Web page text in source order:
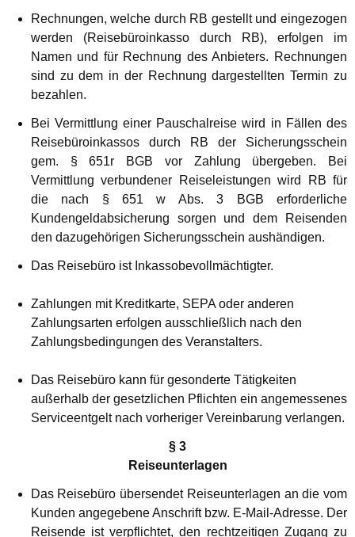
Rechnungen, welche durch RB gestellt und eingezogen
werden (Reisebüroinkasso durch RB), erfolgen im
Namen und für Rechnung des Anbieters. Rechnungen
sind zu dem in der Rechnung dargestellten Termin zu
bezahlen.
Bei Vermittlung einer Pauschalreise wird in Fällen des
Reisebüroinkassos durch RB der Sicherungsschein
gem. § 651r BGB vor Zahlung übergeben. Bei
Vermittlung verbundener Reiseleistungen wird RB für
die nach § 651 w Abs. 3 BGB erforderliche
Kundengeldabsicherung sorgen und dem Reisenden
den dazugehörigen Sicherungsschein aushändigen.
Das Reisebüro ist Inkassobevollmächtigter.
Zahlungen mit Kreditkarte, SEPA oder anderen
Zahlungsarten erfolgen ausschließlich nach den
Zahlungsbedingungen des Veranstalters.
Das Reisebüro kann für gesonderte Tätigkeiten
außerhalb der gesetzlichen Pflichten ein angemessenes
Serviceentgelt nach vorheriger Vereinbarung verlangen.
§ 3
Reiseunterlagen
Das Reisebüro übersendet Reiseunterlagen an die vom
Kunden angegebene Anschrift bzw. E-Mail-Adresse. Der
Reisende ist verpflichtet, den rechtzeitigen Zugang zu